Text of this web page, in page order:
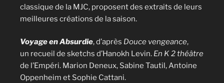
classique de la MJC, proposent des extraits de leurs
meilleures créations de la saison.
Voyage en Absurdie, d’après Douce vengeance,
un recueil de sketchs d’Hanokh Levin. En K 2 théâtre
de l’Empéri. Marion Deneux, Sabine Tautil, Antoine
Oppenheim et Sophie Cattani.